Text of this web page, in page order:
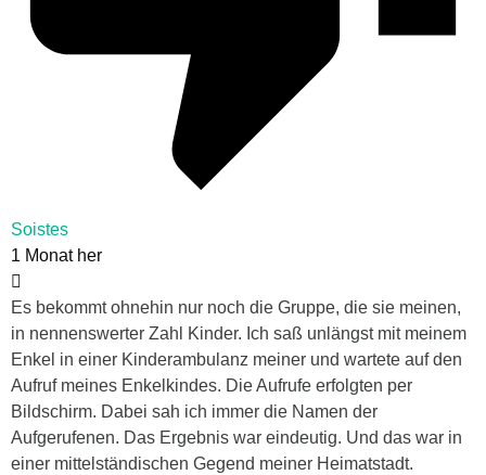
Soistes
1 Monat her
Es bekommt ohnehin nur noch die Gruppe, die sie meinen,
in nennenswerter Zahl Kinder. Ich saß unlängst mit meinem
Enkel in einer Kinderambulanz meiner und wartete auf den
Aufruf meines Enkelkindes. Die Aufrufe erfolgten per
Bildschirm. Dabei sah ich immer die Namen der
Aufgerufenen. Das Ergebnis war eindeutig. Und das war in
einer mittelständischen Gegend meiner Heimatstadt.